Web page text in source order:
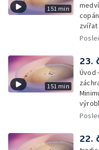
151 min
151 min
23.
Úvod
22.